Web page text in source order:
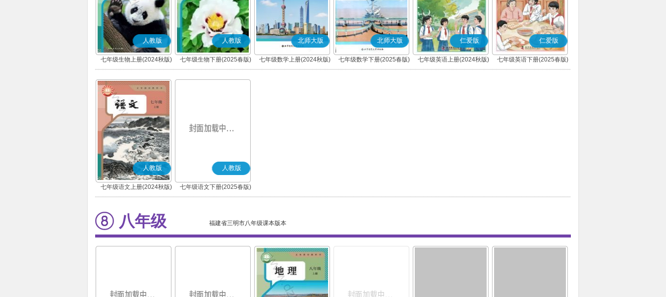
人教版
七年级生物上册(2024秋版)
人教版
七年级生物下册(2025春版)
北师大版
七年级数学上册(2024秋版)
北师大版
七年级数学下册(2025春版)
仁爱版
七年级英语上册(2024秋版)
(科普版)
仁爱版
七年级英语下册(2025春版)
(科普版)
人教版
七年级语文上册(2024秋版)
(部编版)
人教版
七年级语文下册(2025春版)
(部编版)
八年级 福建省三明市八年级课本版本